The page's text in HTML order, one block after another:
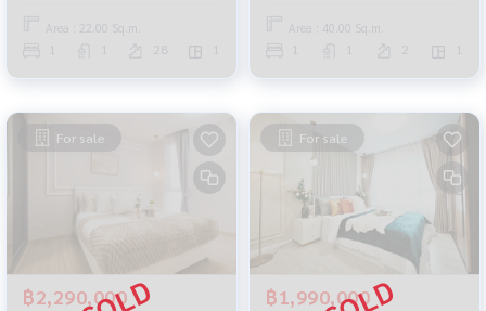
Area : 22.00 Sq.m.
1 1 28 1
Area : 40.00 Sq.m.
1 1 2 1
For sale
฿2,290,000
For sale
฿1,990,000